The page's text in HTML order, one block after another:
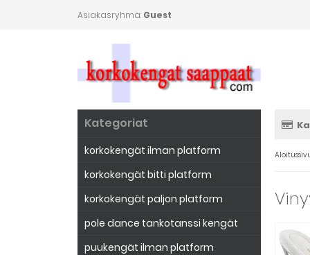
Asiakasryhmä: Guest
Kategoriat
korkokengät ilman platform
korkokengät bitti platform
korkokengät paljon platform
pole dance tankotanssi kengät
puukengät ilman platform